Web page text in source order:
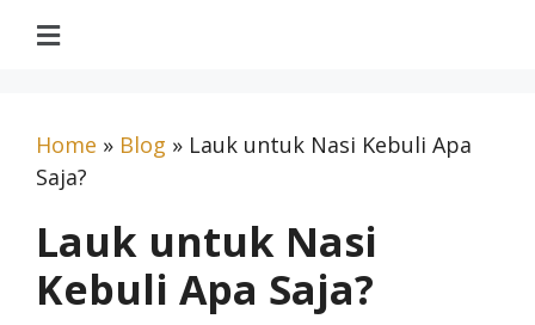
Home » Blog » Lauk untuk Nasi Kebuli Apa
Saja?
Lauk untuk Nasi
Kebuli Apa Saja?